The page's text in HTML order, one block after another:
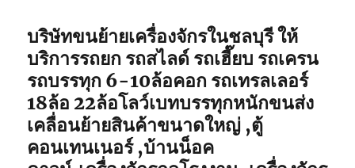
บริษัทขนย้ายเครื่องจักรในชลบุรี ให้
บริการรถยก รถสไลด์ รถเฮี๊ยบ รถเครน
รถบรรทุก 6-10ล้อคอก รถเทรลเลอร์
18ล้อ 22ล้อโลว์เบทบรรทุกหนักขนส่ง
เคลื่อนย้ายสินค้าขนาดใหญ่ ,ตู้
คอนเทนเนอร์ ,บ้านน็อค